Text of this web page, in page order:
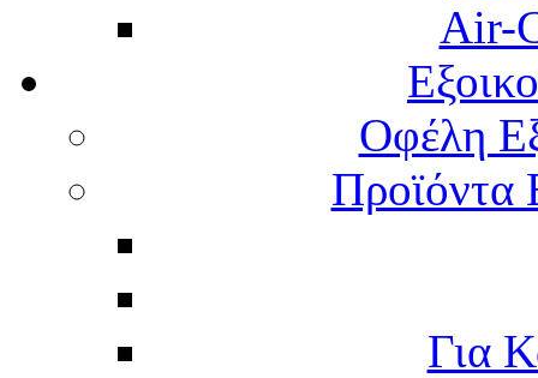
Air-
Οφέλη
Προϊόντα
Για